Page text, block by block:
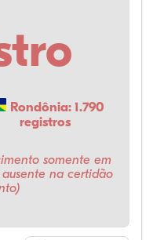
Rondônia: 1.790
registros
somente em
na certidão